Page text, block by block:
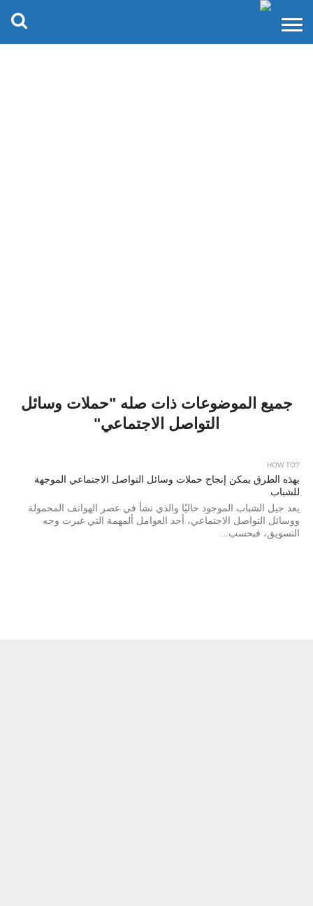
جميع الموضوعات ذات صله "حملات وسائل
التواصل الاجتماعي"
?HOW TO
بهذه الطرق يمكن إنجاح حملات وسائل التواصل الاجتماعي الموجهة
للشباب
يعد جيل الشباب الموجود حاليًا والذي نشأ في عصر الهواتف المحمولة
ووسائل التواصل الاجتماعي، أحد العوامل ألمهمة التي غيرت وجه
التسويق، فبحسب...